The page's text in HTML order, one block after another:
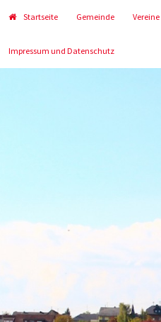
Startseite Gemeinde Vereine
Impressum und Datenschutz